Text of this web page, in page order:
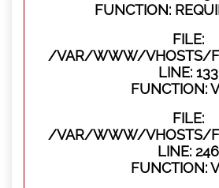
FUNCTION:
FILE:
/VAR/WWW/VHOSTS/
LINE: 133
FUNCTION:
FILE:
/VAR/WWW/VHOSTS/
LINE: 246
FUNCTION: